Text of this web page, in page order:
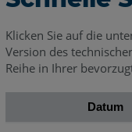
Klicken Sie auf die
Version des
Reihe in Ihrer
Datum